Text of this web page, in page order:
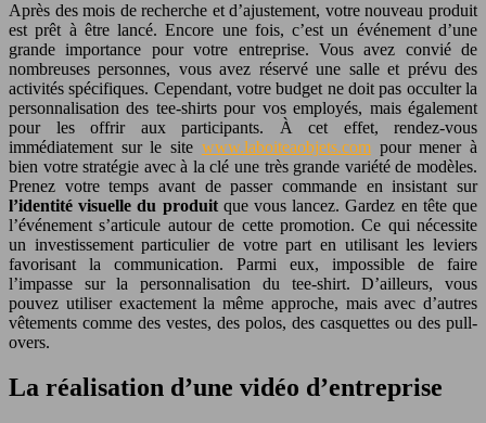
Après des mois de recherche et d’ajustement, votre nouveau produit
est prêt à être lancé. Encore une fois, c’est un événement d’une
grande importance pour votre entreprise. Vous avez convié de
nombreuses personnes, vous avez réservé une salle et prévu des
activités spécifiques. Cependant, votre budget ne doit pas occulter la
personnalisation des tee-shirts pour vos employés, mais également
pour les offrir aux participants. À cet effet, rendez-vous
immédiatement sur le site www.laboiteaobjets.compour mener à
bien votre stratégie avec à la clé une très grande variété de modèles.
Prenez votre temps avant de passer commande en insistant sur
l’identité visuelle du produit que vous lancez. Gardez en tête que
l’événement s’articule autour de cette promotion. Ce qui nécessite
un investissement particulier de votre part en utilisant les leviers
favorisant la communication. Parmi eux, impossible de faire
l’impasse sur la personnalisation du tee-shirt. D’ailleurs, vous
pouvez utiliser exactement la même approche, mais avec d’autres
vêtements comme des vestes, des polos, des casquettes ou des pull-
overs.
La réalisation d’une vidéo d’entreprise